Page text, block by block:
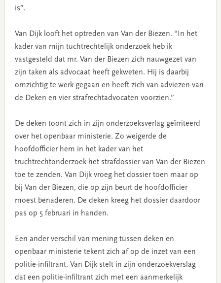
is”.
Van Dijk looft het optreden van Van der Biezen. “In het
kader van mijn tuchtrechtelijk onderzoek heb ik
vastgesteld dat mr. Van der Biezen zich nauwgezet van
zijn taken als advocaat heeft gekweten. Hij is daarbij
omzichtig te werk gegaan en heeft zich van adviezen van
de Deken en vier strafrechtadvocaten voorzien.”
De deken toont zich in zijn onderzoeksverlag geïrriteerd
over het openbaar ministerie. Zo weigerde de
hoofdofficier hem in het kader van het
truchtrechtonderzoek het strafdossier van Van der Biezen
toe te zenden. Van Dijk vroeg het dossier toen maar op
bij Van der Biezen, die op zijn beurt de hoofdofficier
moest benaderen. De deken kreeg het dossier daardoor
pas op 5 februari in handen.
Een ander verschil van mening tussen deken en
openbaar ministerie tekent zich af op de inzet van een
politie-infiltrant. Van Dijk stelt in zijn onderzoekverslag
dat een politie-infiltrant zich met een aanmerkelijk